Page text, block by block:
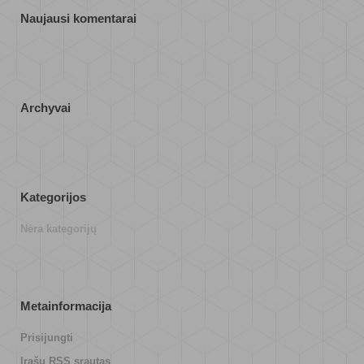
Naujausi komentarai
Archyvai
Kategorijos
Nėra kategorijų
Metainformacija
Prisijungti
Įrašų RSS srautas